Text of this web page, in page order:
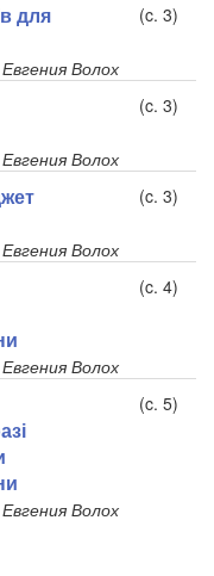
для
(c. 3)
Евгения Волох
(c. 3)
Евгения Волох
(c. 3)
Евгения Волох
(c. 4)
Евгения Волох
(c. 5)
Евгения Волох